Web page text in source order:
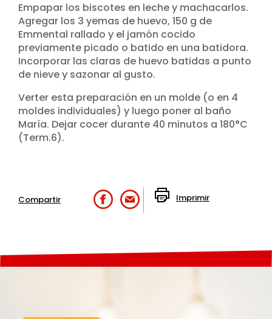
Empapar los biscotes en leche y machacarlos.
Agregar los 3 yemas de huevo, 150 g de
Emmental rallado y el jamón cocido
previamente picado o batido en una batidora.
Incorporar las claras de huevo batidas a punto
de nieve y sazonar al gusto.
Verter esta preparación en un molde (o en 4
moldes individuales) y luego poner al baño
María. Dejar cocer durante 40 minutos a 180°C
(Term.6).
Compartir Imprimir